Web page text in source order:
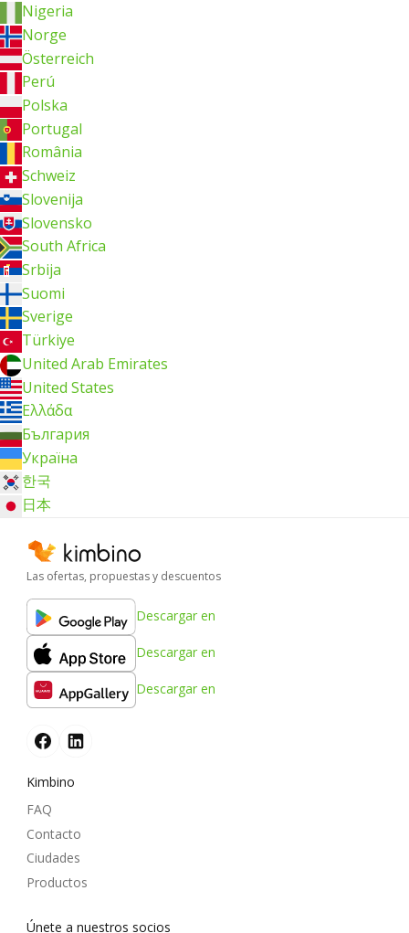
Nigeria
Norge
Österreich
Perú
Polska
Portugal
România
Schweiz
Slovenija
Slovensko
South Africa
Srbija
Suomi
Sverige
Türkiye
United Arab Emirates
United States
Ελλάδα
България
Україна
한국
日本
Las ofertas, propuestas y descuentos
Descargar en
Descargar en
Descargar en
Kimbino
FAQ
Contacto
Ciudades
Productos
Únete a nuestros socios